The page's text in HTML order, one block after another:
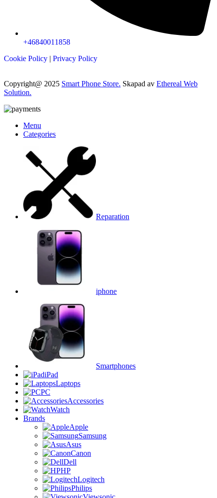
+46840011858
Cookie Policy | Privacy Policy
Copyright@ 2025 Smart Phone Store. Skapad av Ethereal Web
Solution.
Menu
Categories
Reparation
iphone
Smartphones
iPad
Laptops
PC
Accessories
Watch
Brands
Apple
Samsung
Asus
Canon
Dell
HP
Logitech
Philips